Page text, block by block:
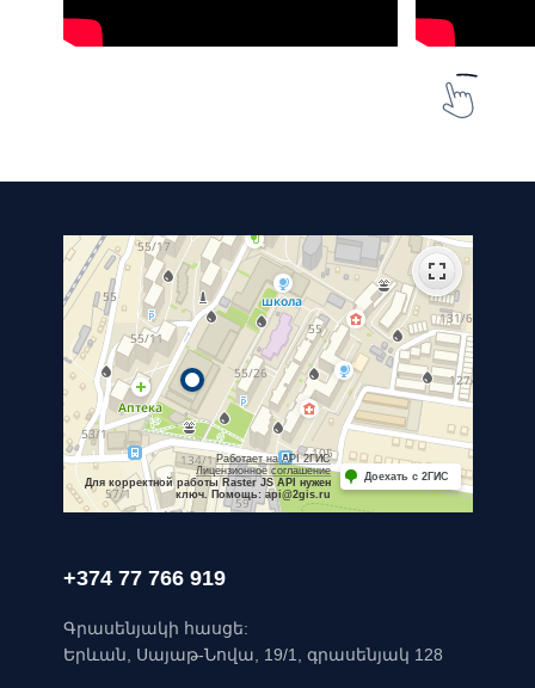
+374 77 766 919
Գրասենյակի հասցե:
Երևան, Սայաթ-Նովա, 19/1, գրասենյակ 128